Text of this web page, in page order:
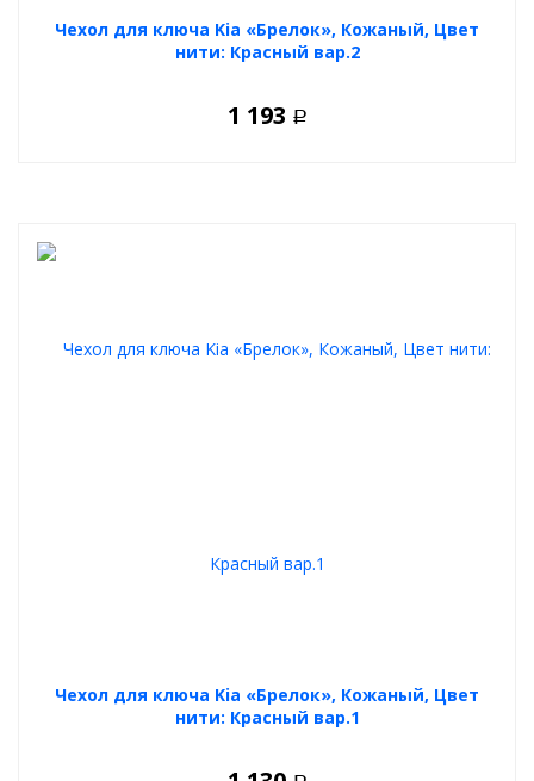
Чехол для ключа Kia «Брелок», Кожаный, Цвет
нити: Красный вар.2
1 193 Р
Чехол для ключа Kia «Брелок», Кожаный, Цвет
нити: Красный вар.1